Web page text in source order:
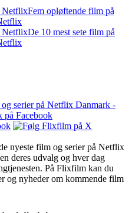
Fem opløftende film på
De 10 mest sete film på
serier på Netflix Danmark -
Facebook
nyeste film og serier på Netflix
deres udvalg og hver dag
På Flixfilm kan du
og nyheder om kommende film